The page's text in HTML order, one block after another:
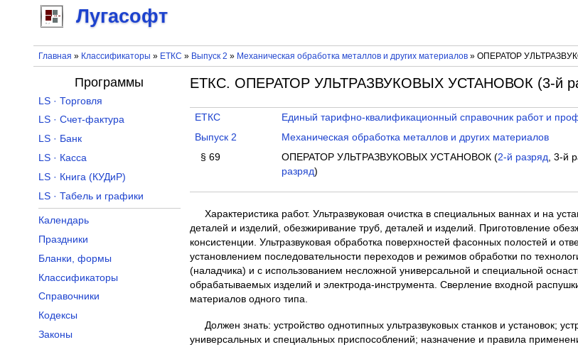
Лугасофт
Главная » Классификаторы » ЕТКС » Выпуск 2 » Механическая обработка металлов и других материалов» ОПЕРАТОР
ЕТКС. ОПЕРАТОР УЛЬТРАЗВУКОВЫХ УСТАНОВОК (3-й
ЕТКС
Единый тарифно-квалификационный справочник работ и
Выпуск 2
Механическая обработка металлов и других материалов
§ 69
ОПЕРАТОР УЛЬТРАЗВУКОВЫХ УСТАНОВОК (2-й разряд, 3-й
разряд)
Характеристика работ. Ультразвуковая очистка в специальных ваннах и на
деталей и изделий, обезжиривание труб, деталей и изделий. Приготовление
консистенции. Ультразвуковая обработка поверхностей фасонных полостей и
установлением последовательности переходов и режимов обработки по
(наладчика) и с использованием несложной универсальной и специальной
обрабатываемых изделий и электрода-инструмента. Сверление входной
материалов одного типа.
Должен знать: устройство однотипных ультразвуковых станков и установок;
универсальных и специальных приспособлений; назначение и правила
Программы
LS · Торговля
LS · Счет-фактура
LS · Банк
LS · Касса
LS · Книга (КУДиР)
LS · Табель и графики
Календарь
Праздники
Бланки, формы
Классификаторы
Справочники
Кодексы
Законы